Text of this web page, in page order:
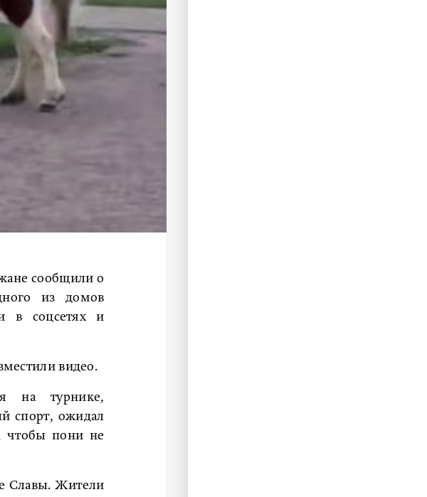
сообщили о
из домов
в соцсетях и
видео.
на турнике,
спорт, ожидал
чтобы пони не
Славы. Жители